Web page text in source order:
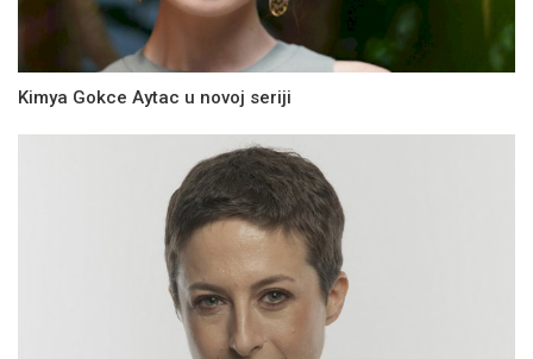
Kimya Gokce Aytac u novoj seriji